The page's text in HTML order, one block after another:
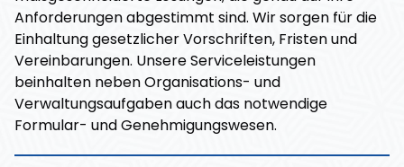
Anforderungen abgestimmt sind. Wir sorgen für die
Einhaltung gesetzlicher Vorschriften, Fristen und
Vereinbarungen. Unsere Serviceleistungen
beinhalten neben Organisations- und
Verwaltungsaufgaben auch das notwendige
Formular- und Genehmigungswesen.